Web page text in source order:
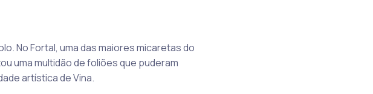
No Fortal, uma das maiores micaretas do
uma multidão de foliões que puderam
artística de Vina.